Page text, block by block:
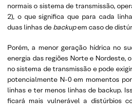
normais o sistema de transmissão,
2), o que significa que para cada
duas linhas de backupem caso de
Porém, a menor geração hídrica no
energia das regiões Norte e Nordeste,
no sistema de transmissão e pode
potencialmente N-0 em momentos
linhas e ter menos linhas de backup.
ficará mais vulnerável a distúrbios